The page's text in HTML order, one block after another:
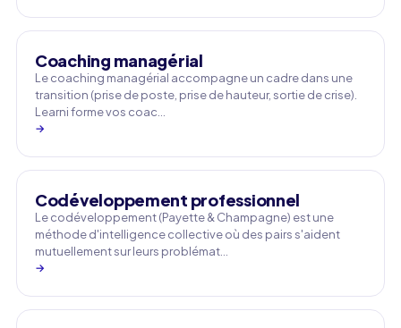
Coaching managérial
Le coaching managérial accompagne un cadre dans une
transition (prise de poste, prise de hauteur, sortie de crise).
Learni forme vos coac…
→
Codéveloppement professionnel
Le codéveloppement (Payette & Champagne) est une
méthode d'intelligence collective où des pairs s'aident
mutuellement sur leurs problémat…
→